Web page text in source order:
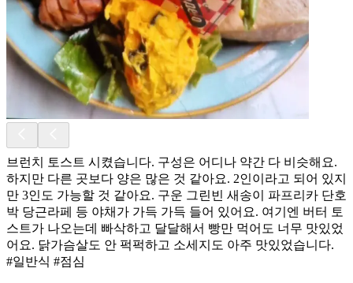
브런치 토스트 시켰습니다. 구성은 어디나 약간 다 비슷해요.
하지만 다른 곳보다 양은 많은 것 같아요. 2인이라고 되어 있지
만 3인도 가능할 것 같아요. 구운 그린빈 새송이 파프리카 단호
박 당근라페 등 야채가 가득 가득 들어 있어요. 여기엔 버터 토
스트가 나오는데 빠삭하고 달달해서 빵만 먹어도 너무 맛있었
어요. 닭가슴살도 안 퍽퍽하고 소세지도 아주 맛있었습니다.
#일반식 #점심